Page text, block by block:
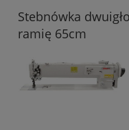
Stebnówka
ramię 65cm